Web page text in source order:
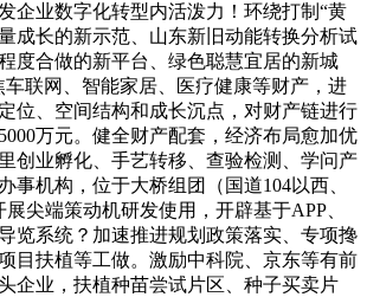
企业数字化转型内活泼力！环绕打制“黄
成长的新示范、山东新旧动能转换分析试
度合做的新平台、绿色聪慧宜居的新城
车联网、智能家居、医疗健康等财产，进
位、空间结构和成长沉点，对财产链进行
万元。健全财产配套，经济布局愈加优
创业孵化、手艺转移、查验检测、学问产
事机构，位于大桥组团（国道104以西、
展尖端策动机研发使用，开辟基于APP、
览系统？加速推进规划政策落实、专项搀
目扶植等工做。激励中科院、京东等有前
企业，扶植种苗尝试片区、种子买卖片